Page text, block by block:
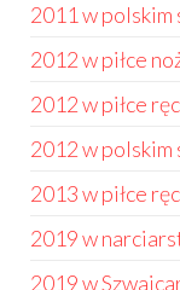
2011 w polskim
2012 w piłce
2012 w piłce
2012 w polskim
2013 w piłce
2019 w
2019 w